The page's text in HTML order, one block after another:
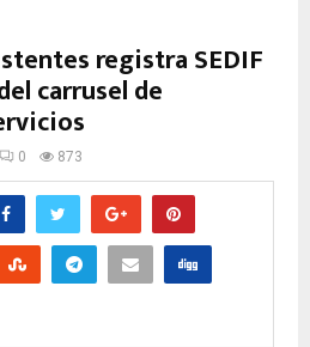
registra SEDIF
carrusel de
0 873